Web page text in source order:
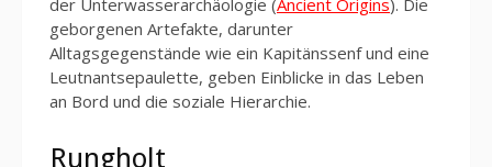
der Unterwasserarchäologie (Ancient Origins). Die
geborgenen Artefakte, darunter
Alltagsgegenstände wie ein Kapitänssenf und eine
Leutnantsepaulette, geben Einblicke in das Leben
an Bord und die soziale Hierarchie.
Rungholt